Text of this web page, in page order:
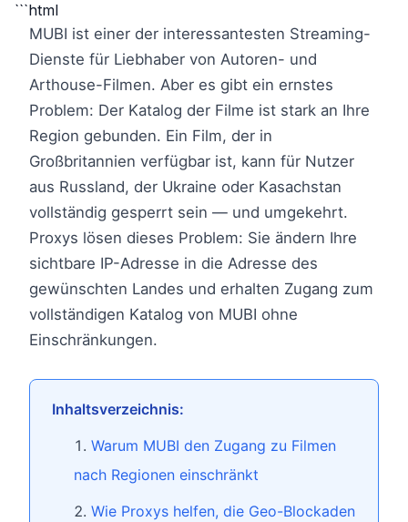
```html
MUBI ist einer der interessantesten Streaming-
Dienste für Liebhaber von Autoren- und
Arthouse-Filmen. Aber es gibt ein ernstes
Problem: Der Katalog der Filme ist stark an Ihre
Region gebunden. Ein Film, der in
Großbritannien verfügbar ist, kann für Nutzer
aus Russland, der Ukraine oder Kasachstan
vollständig gesperrt sein — und umgekehrt.
Proxys lösen dieses Problem: Sie ändern Ihre
sichtbare IP-Adresse in die Adresse des
gewünschten Landes und erhalten Zugang zum
vollständigen Katalog von MUBI ohne
Einschränkungen.
Inhaltsverzeichnis:
Warum MUBI den Zugang zu Filmen
nach Regionen einschränkt
Wie Proxys helfen, die Geo-Blockaden